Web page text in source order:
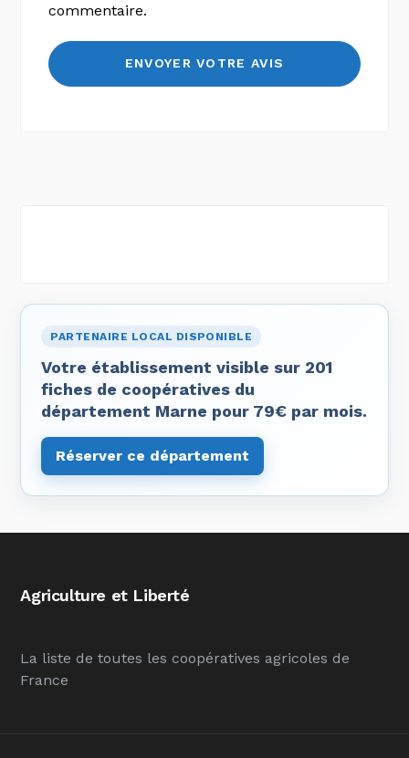
commentaire.
PARTENAIRE LOCAL DISPONIBLE
Votre établissement visible sur 201
fiches de coopératives du
département Marne pour 79€ par mois.
Réserver ce département
Agriculture et Liberté
La liste de toutes les coopératives agricoles de
France